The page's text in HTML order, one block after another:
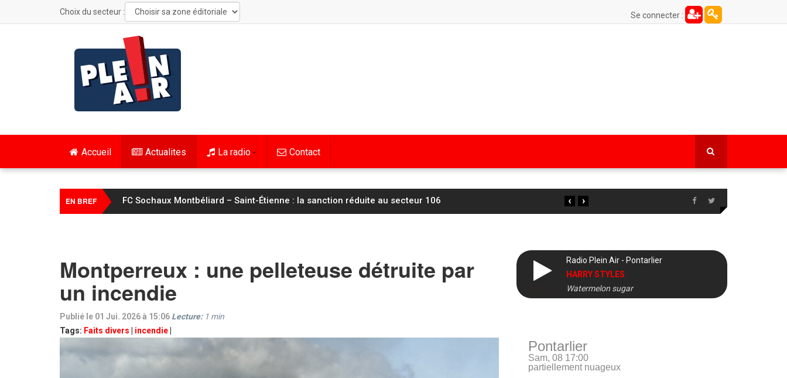
Choix du secteur : Se connecter :
Accueil Actualites La radio Contact
EN BREF FC Sochaux Montbéliard – Saint-Étienne : la sanction réduite au secteur 106 ›
‹
Montperreux : une pelleteuse détruite par
un incendie
Publié le 01 Jui. 2026 à 15:06
Tags: Faits divers incendie
Lecture: 1 min
Radio Plein Air - Pontarlier
HARRY STYLES
Watermelon sugar
Pontarlier
Sam, 08 17:00
partiellement nuageux